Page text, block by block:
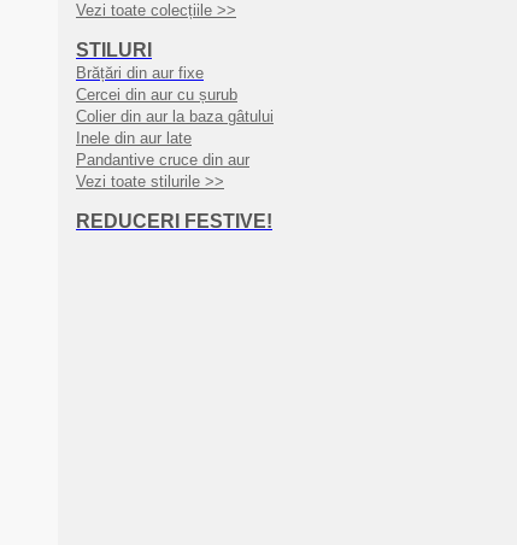
Vezi toate colecțiile >>
STILURI
Brățări din aur fixe
Cercei din aur cu șurub
Colier din aur la baza gâtului
Inele din aur late
Pandantive cruce din aur
Vezi toate stilurile >>
REDUCERI FESTIVE!